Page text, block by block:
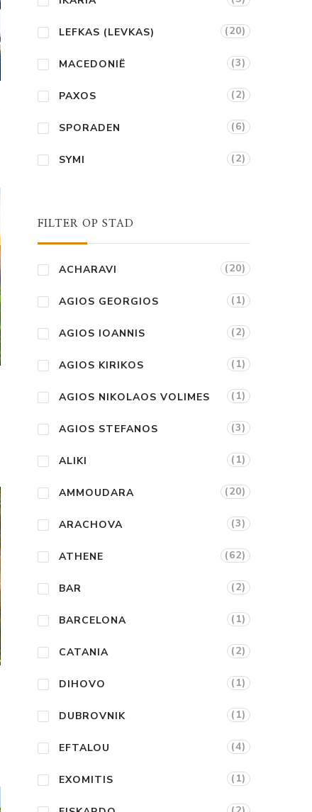
LEFKAS (LEVKAS) (20)
MACEDONIË (3)
PAXOS (2)
SPORADEN (6)
SYMI (2)
FILTER OP STAD
ACHARAVI (20)
AGIOS GEORGIOS (1)
AGIOS IOANNIS (2)
AGIOS KIRIKOS (1)
AGIOS NIKOLAOS VOLIMES (1)
AGIOS STEFANOS (3)
ALIKI (1)
AMMOUDARA (20)
ARACHOVA (3)
ATHENE (62)
BAR (2)
BARCELONA (1)
CATANIA (2)
DIHOVO (1)
DUBROVNIK (1)
EFTALOU (4)
EXOMITIS (1)